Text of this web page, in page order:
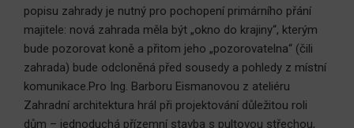
popisu zahrady je nutný pro pochopení primárního přání
majitele: nová zahrada měla být „okno do krajiny“, kterým
bude pozorovat koně a přitom jeho „pozorovatelna“ (čili
zahrada) bude odcloněná před sousedy a pohledy z místní
komunikace.Pro Ing. Barboru Eismanovou z ateliéru
Zahradní architektura hrál při projektování důležitou roli
dům – jednoduchá přízemní stavba s pultovou střechou,